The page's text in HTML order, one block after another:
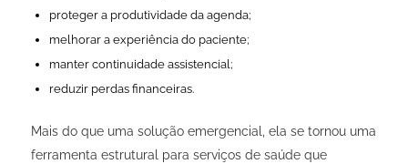
proteger a produtividade da agenda;
melhorar a experiência do paciente;
manter continuidade assistencial;
reduzir perdas financeiras.
Mais do que uma solução emergencial, ela se tornou uma
ferramenta estrutural para serviços de saúde que